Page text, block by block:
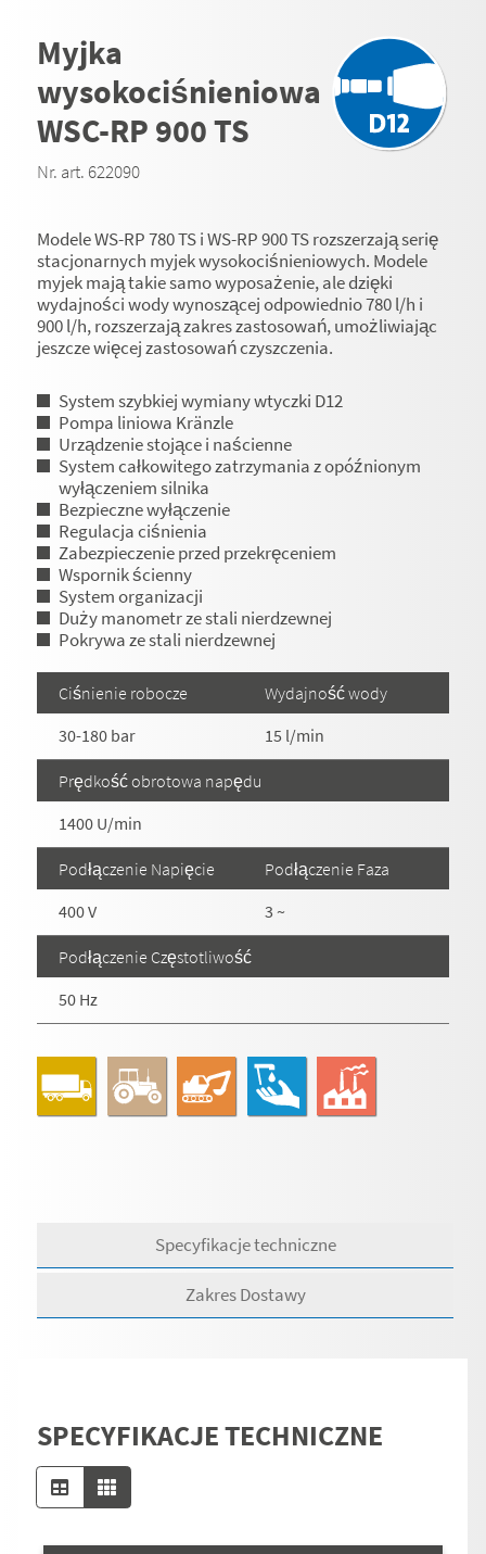
Myjka
wysokociśnieniowa
WSC-RP 900 TS
Nr. art. 622090
Modele WS-RP 780 TS i WS-RP 900 TS rozszerzają serię
stacjonarnych myjek wysokociśnieniowych. Modele
myjek mają takie samo wyposażenie, ale dzięki
wydajności wody wynoszącej odpowiednio 780 l/h i
900 l/h, rozszerzają zakres zastosowań, umożliwiając
jeszcze więcej zastosowań czyszczenia.
System szybkiej wymiany wtyczki D12
Pompa liniowa Kränzle
Urządzenie stojące i naścienne
System całkowitego zatrzymania z opóźnionym
wyłączeniem silnika
Bezpieczne wyłączenie
Regulacja ciśnienia
Zabezpieczenie przed przekręceniem
Wspornik ścienny
System organizacji
Duży manometr ze stali nierdzewnej
Pokrywa ze stali nierdzewnej
Ciśnienie robocze
30-180 bar
Wydajność wody
15 l/min
Prędkość obrotowa napędu
1400 U/min
Podłączenie Napięcie
400 V
Podłączenie Faza
3 ~
Podłączenie Częstotliwość
50 Hz
Specyfikacje techniczne
Zakres Dostawy
SPECYFIKACJE TECHNICZNE